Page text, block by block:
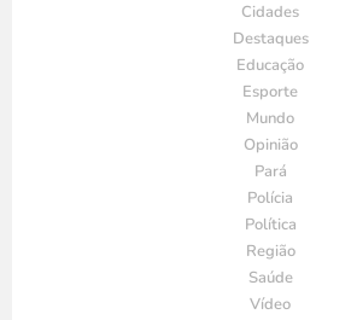
Cidades
Destaques
Educação
Esporte
Mundo
Opinião
Pará
Polícia
Política
Região
Saúde
Vídeo